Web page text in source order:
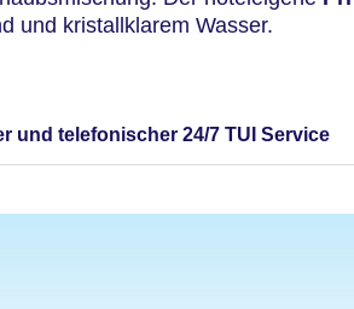
und kristallklarem Wasser.
und telefonischer 24/7 TUI Service